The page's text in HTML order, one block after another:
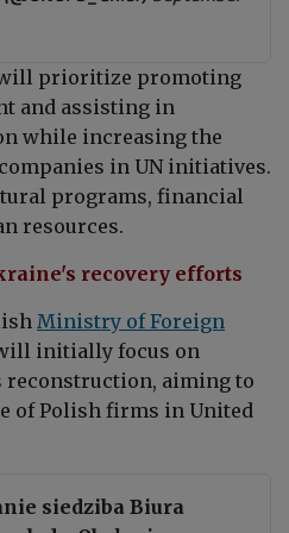
will prioritize promoting
and assisting in
while increasing the
in UN initiatives.
programs, financial
resources.
recovery efforts
Ministry of Foreign
initially focus on
aiming to
of Polish firms in United
siedziba Biura